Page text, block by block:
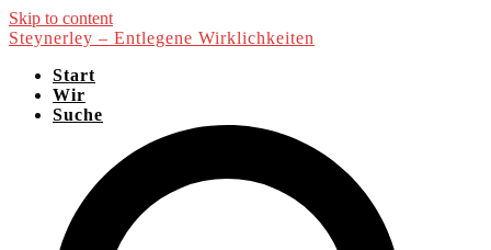
Skip to content
Steynerley – Entlegene Wirklichkeiten
Start
Wir
Suche